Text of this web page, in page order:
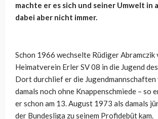
machte er es sich und seiner Umwelt in
dabei aber nicht immer.
Schon 1966 wechselte Rüdiger Abramczik
Heimatverein Erler SV 08 in die Jugend
Dort durchlief er die Jugendmannschaften
damals noch ohne Knappenschmiede – so
er schon am 13. August 1973 als damals
der Bundesliga zu seinem Profidebüt kam.